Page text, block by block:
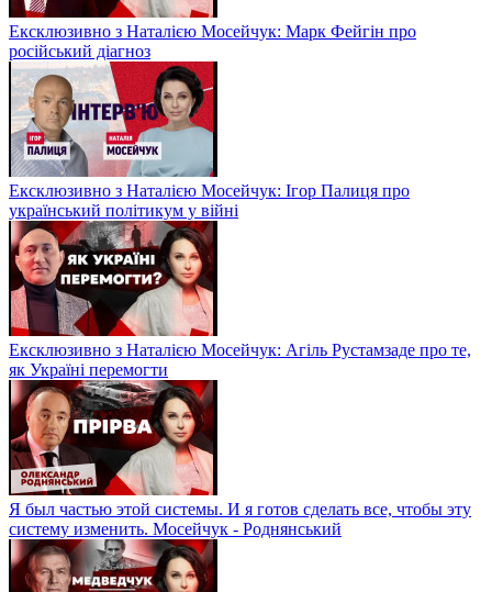
Ексклюзивно з Наталією Мосейчук: Марк Фейгін про
російський діагноз
Ексклюзивно з Наталією Мосейчук: Ігор Палиця про
український політикум у війні
Ексклюзивно з Наталією Мосейчук: Агіль Рустамзаде про те,
як Україні перемогти
Я был частью этой системы. И я готов сделать все, чтобы эту
систему изменить. Мосейчук - Роднянський